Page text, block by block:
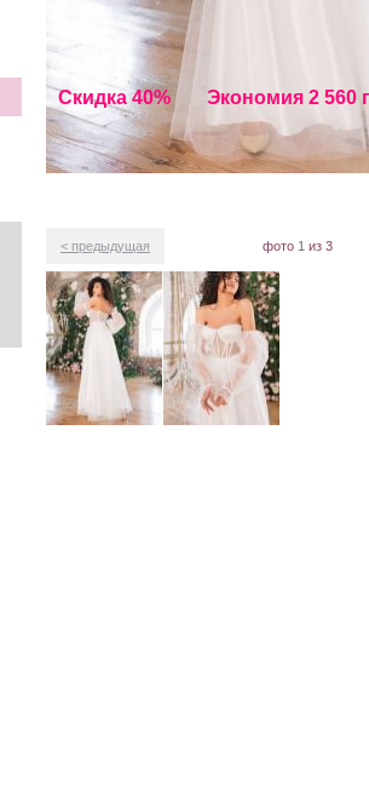
Скидка 40% Экономия 2 560
< предыдущая фото 1 из 3